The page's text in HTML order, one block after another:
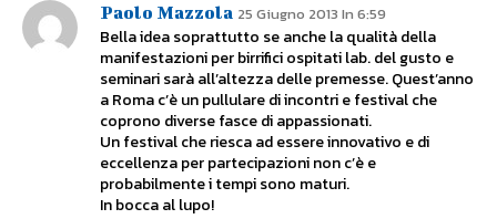
Paolo Mazzola 25 Giugno 2013 In 6:59
Bella idea soprattutto se anche la qualità della
manifestazioni per birrifici ospitati lab. del gusto e
seminari sarà all’altezza delle premesse. Quest’anno
a Roma c’è un pullulare di incontri e festival che
coprono diverse fasce di appassionati.
Un festival che riesca ad essere innovativo e di
eccellenza per partecipazioni non c’è e
probabilmente i tempi sono maturi.
In bocca al lupo!